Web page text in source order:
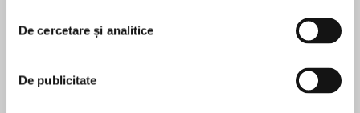
De cercetare și analitice
De publicitate
whose predictions keep coming true? Is it all
just a case of smoke and mirrors? Or is there
Born in Bath, Sophie has a BA in Creative Writing